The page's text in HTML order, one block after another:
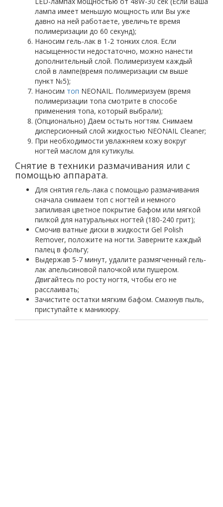
лампа имеет меньшую мощность или Вы уже
давно на ней работаете, увеличьте время
полимеризации до 60 секунд);
Наносим гель-лак в 1-2 тонких слоя. Если
насыщенности недостаточно, можно нанести
дополнительный слой. Полимеризуем каждый
слой в лампе(время полимеризации см выше
пункт №5);
Наносим топ NEONAIL. Полимеризуем (время
полимеризации топа смотрите в способе
применения топа, который выбрали);
(Опционально) Даем остыть ногтям. Снимаем
дисперсионный слой жидкостью NEONAIL Cleaner;
При необходимости увлажняем кожу вокруг
ногтей маслом для кутикулы.
Снятие в техники размачивания или с
помощью аппарата.
Для снятия гель-лака с помощью размачивания
сначала снимаем топ с ногтей и немного
запиливая цветное покрытие бафом или мягкой
пилкой для натуральных ногтей (180-240 грит);
Смочив ватные диски в жидкости Gel Polish
Remover, положите на ногти. Заверните каждый
палец в фольгу;
Выдержав 5-7 минут, удалите размягченный гель-
лак апельсиновой палочкой или пушером.
Двигайтесь по росту ногтя, чтобы его не
расслаивать;
Зачистите остатки мягким бафом. Смахнув пыль,
приступайте к маникюру.